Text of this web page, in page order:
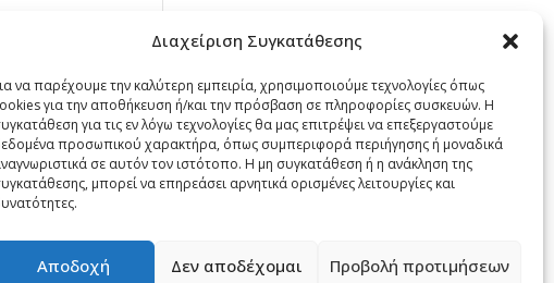
Διαχείριση Συγκατάθεσης
να παρέχουμε την καλύτερη εμπειρία, χρησιμοποιούμε τεχνολογίες όπως
για την αποθήκευση ή/και την πρόσβαση σε πληροφορίες συσκευών. Η
για τις εν λόγω τεχνολογίες θα μας επιτρέψει να επεξεργαστούμε
προσωπικού χαρακτήρα, όπως συμπεριφορά περιήγησης ή μοναδικά
σε αυτόν τον ιστότοπο. Η μη συγκατάθεση ή η ανάκληση της
μπορεί να επηρεάσει αρνητικά ορισμένες λειτουργίες και
Αποδοχή Δεν αποδέχομαι Προβολή προτιμήσεων